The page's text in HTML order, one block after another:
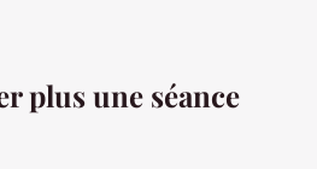
plus une séance